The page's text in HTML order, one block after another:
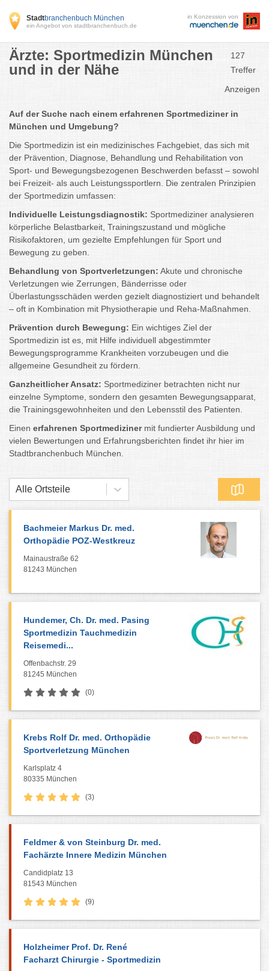
Stadtbranchenbuch München
ein Angebot von stadtbranchenbuch.de
in Konzession von
Ärzte: Sportmedizin München
und in der Nähe
127
Treffer
Anzeigen
Auf der Suche nach einem erfahrenen Sportmediziner in
München und Umgebung?
Die Sportmedizin ist ein medizinisches Fachgebiet, das sich mit
der Prävention, Diagnose, Behandlung und Rehabilitation von
Sport- und Bewegungsbezogenen Beschwerden befasst – sowohl
bei Freizeit- als auch Leistungssportlern. Die zentralen Prinzipien
der Sportmedizin umfassen:
Individuelle Leistungsdiagnostik: Sportmediziner analysieren
körperliche Belastbarkeit, Trainingszustand und mögliche
Risikofaktoren, um gezielte Empfehlungen für Sport und
Bewegung zu geben.
Behandlung von Sportverletzungen: Akute und chronische
Verletzungen wie Zerrungen, Bänderrisse oder
Überlastungsschäden werden gezielt diagnostiziert und behandelt
– oft in Kombination mit Physiotherapie und Reha-Maßnahmen.
Prävention durch Bewegung: Ein wichtiges Ziel der
Sportmedizin ist es, mit Hilfe individuell abgestimmter
Bewegungsprogramme Krankheiten vorzubeugen und die
allgemeine Gesundheit zu fördern.
Ganzheitlicher Ansatz: Sportmediziner betrachten nicht nur
einzelne Symptome, sondern den gesamten Bewegungsapparat,
die Trainingsgewohnheiten und den Lebensstil des Patienten.
Einen erfahrenen Sportmediziner mit fundierter Ausbildung und
vielen Bewertungen und Erfahrungsberichten findet ihr hier im
Stadtbranchenbuch München.
Alle Ortsteile
Bachmeier Markus Dr. med.
Orthopädie POZ-Westkreuz
Mainaustraße 62
81243 München
Hundemer, Ch. Dr. med. Pasing
Sportmedizin Tauchmedizin
Reisemedi...
Offenbachstr. 29
81245 München
(0)
Krebs Rolf Dr. med. Orthopädie
Sportverletzung München
Karlsplatz 4
80335 München
(3)
Feldmer & von Steinburg Dr. med.
Fachärzte Innere Medizin München
Candidplatz 13
81543 München
(9)
Holzheimer Prof. Dr. René
Facharzt Chirurgie - Sportmedizin